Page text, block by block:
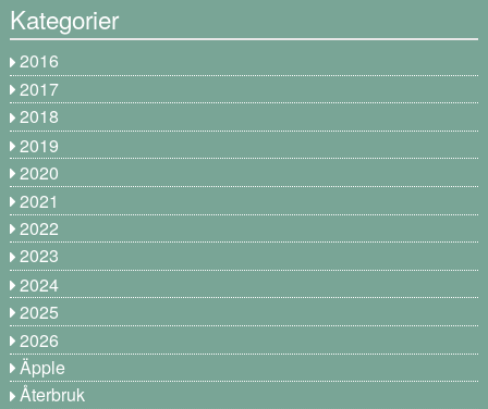
Kategorier
2016
2017
2018
2019
2020
2021
2022
2023
2024
2025
2026
Äpple
Återbruk